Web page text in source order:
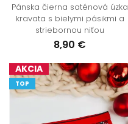
Pánska čierna saténová úzka
kravata s bielymi pásikmi a
striebornou niťou
8,90 €
AKCIA
TOP